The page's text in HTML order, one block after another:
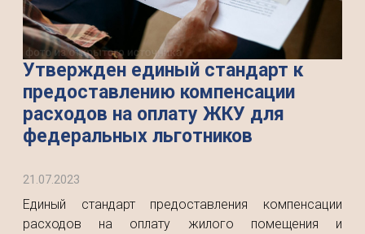
Утвержден единый стандарт к
предоставлению компенсации
расходов на оплату ЖКУ для
федеральных льготников
21.07.2023
Единый стандарт предоставления компенсации
расходов на оплату жилого помещения и